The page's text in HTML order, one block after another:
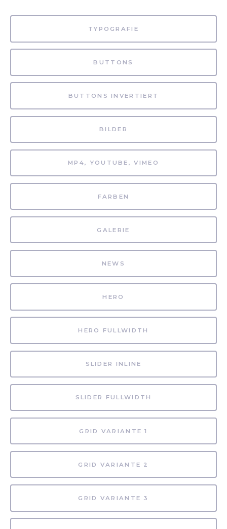
TYPOGRAFIE
BUTTONS
BUTTONS INVERTIERT
BILDER
MP4, YOUTUBE, VIMEO
FARBEN
GALERIE
NEWS
HERO
HERO FULLWIDTH
SLIDER INLINE
SLIDER FULLWIDTH
GRID VARIANTE 1
GRID VARIANTE 2
GRID VARIANTE 3